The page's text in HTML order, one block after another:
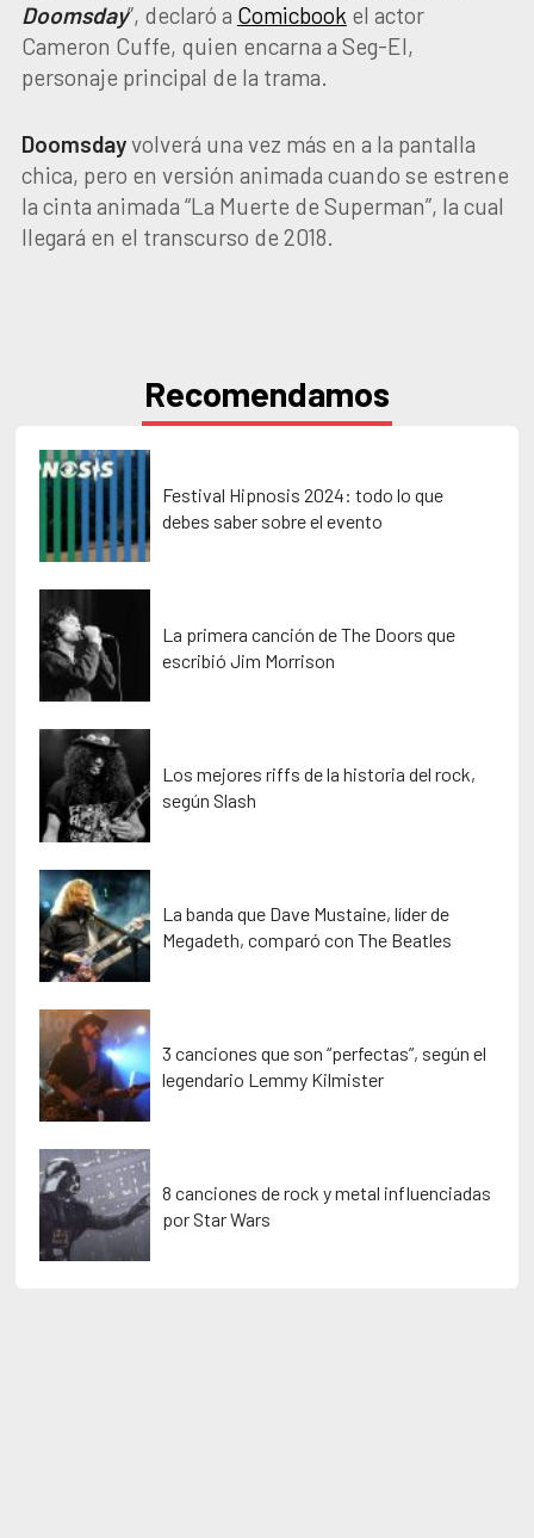
Doomsday”, declaró a Comicbook el actor
Cameron Cuffe, quien encarna a Seg-El,
personaje principal de la trama.
Doomsdayvolverá una vez más en a la pantalla
chica, pero en versión animada cuando se estrene
la cinta animada “La Muerte de Superman”, la cual
llegará en el transcurso de 2018.
Recomendamos
Festival Hipnosis 2024: todo lo que
debes saber sobre el evento
La primera canción de The Doors que
escribió Jim Morrison
Los mejores riffs de la historia del rock,
según Slash
La banda que Dave Mustaine, líder de
Megadeth, comparó con The Beatles
3 canciones que son “perfectas”, según el
legendario Lemmy Kilmister
8 canciones de rock y metal influenciadas
por Star Wars